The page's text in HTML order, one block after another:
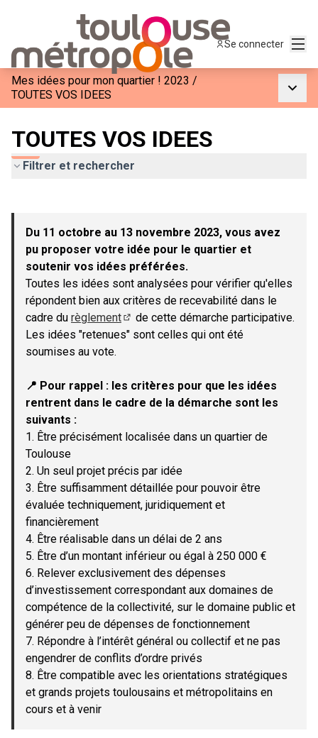
Se connecter
Mes idées pour mon quartier ! 2023 /
TOUTES VOS IDEES
TOUTES VOS IDEES
Filtrer et rechercher
−
Du 11 octobre au 13 novembre 2023, vous avez
pu proposer votre idée pour le quartier et
soutenir vos idées préférées.
Toutes les idées sont analysées pour vérifier qu'elles
répondent bien aux critères de recevabilité dans le
cadre du règlement
(Lien externe)
de cette démarche participative.
Les idées "retenues" sont celles qui ont été
soumises au vote.
📍 Pour rappel : les critères pour que les idées
rentrent dans le cadre de la démarche sont les
suivants :
1. Être précisément localisée dans un quartier de
Toulouse
2. Un seul projet précis par idée
3. Être suffisamment détaillée pour pouvoir être
évaluée techniquement, juridiquement et
financièrement
4. Être réalisable dans un délai de 2 ans
5. Être d’un montant inférieur ou égal à 250 000 €
6. Relever exclusivement des dépenses
d’investissement correspondant aux domaines de
compétence de la collectivité, sur le domaine public et
générer peu de dépenses de fonctionnement
7. Répondre à l’intérêt général ou collectif et ne pas
engendrer de conflits d’ordre privés
8. Être compatible avec les orientations stratégiques
et grands projets toulousains et métropolitains en
cours et à venir